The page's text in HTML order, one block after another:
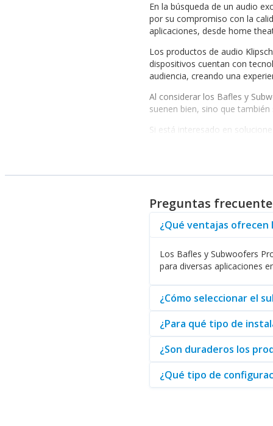
En la búsqueda de un audio
por su compromiso con la
aplicaciones, desde home
Los productos de audio
dispositivos cuentan con
audiencia, creando una
Al considerar los Bafles y
suenen bien, sino que
Si está interesado en
La variedad de productos de
Por último, es importante
opciones necesarias para
Profesionales de Klipsch son
Preguntas
¿Qué ventajas ofrecen
Los Bafles y Subwoofers
para diversas aplicaciones
¿Cómo seleccionar el
¿Para qué tipo de
¿Son duraderos los
¿Qué tipo de